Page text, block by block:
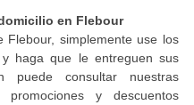
en Flebour
Flebour, simplemente use los
haga que le entreguen sus
puede consultar nuestras
y descuentos